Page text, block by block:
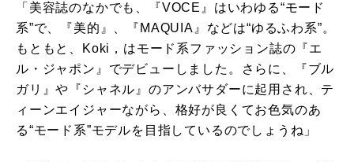
「美容誌のなかでも、『VOCE』はいわゆる“モード
系”で、『美的』、『MAQUIA』などは“ゆるふわ系”。
もともと、Koki，はモード系ファッション誌の『エ
ル・ジャポン』でデビューしました。さらに、『ブル
ガリ』や『シャネル』のアンバサダーに起用され、テ
ィーンエイジャーながら、格好が良くてお色気のあ
る“モード系”モデルを目指しているのでしょうね」